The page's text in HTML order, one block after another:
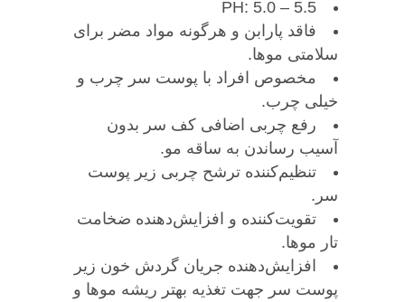
Rated5.00
out of 5
based on
1
customer
rating
PH: 5.0 – 5.5
فاقد پارابن و هرگونه مواد مضر برای
سلامتی موها.
مخصوص افراد با پوست سر چرب و
خیلی چرب.
رفع چربی اضافی کف سر بدون
آسیب رساندن به ساقه مو.
تنظیم‌کننده ترشح چربی زیر پوست
سر.
تقویت‌کننده و افزایش‌دهنده ضخامت
تار موها.
افزایش‌دهنده جریان گردش خون زیر
پوست سر جهت تغذیه بهتر ریشه موها و